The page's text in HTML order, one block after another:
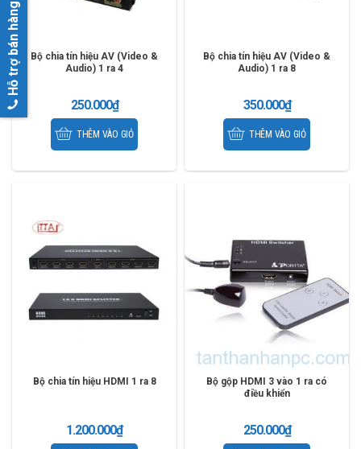
Bộ chia tín hiệu AV (Video &
Audio) 1 ra 4
250.000₫
THÊM VÀO GIỎ
Bộ chia tín hiệu AV (Video &
Audio) 1 ra 8
350.000₫
THÊM VÀO GIỎ
Bộ chia tín hiệu HDMI 1 ra 8
1.200.000₫
Bộ gộp HDMI 3 vào 1 ra có
điều khiển
250.000₫
Hỗ trợ bán hàng